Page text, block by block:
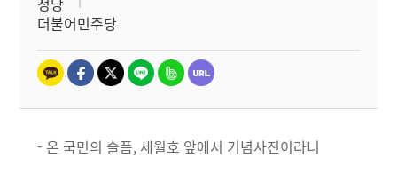
더불어민주당
- 온 국민의 슬픔, 세월호 앞에서 기념사진이라니